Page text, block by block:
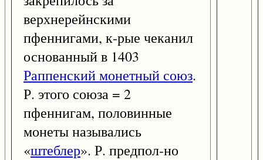
верхнерейнскими
пфеннигами, к-рые чеканил
основанный в 1403
Раппенский монетный союз.
Р. этого союза = 2
пфеннигам, половинные
монеты назывались
«штеблер». Р. предпол-но